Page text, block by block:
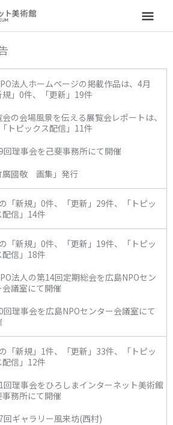
メ
ン
ニ
法人ホームページの掲載作品は、4月
規」0件、「更新」19件
会の会場風景を伝える展覧会レポートは、
トピックス配信」11件
回理事会を己斐事務所にて開催
廣國敬 画集」発行
「新規」0件、「更新」29件、「トピッ
配信」14件
「新規」0件、「更新」19件、「トピッ
配信」18件
法人の第14回定期総会を広島NPOセン
会議室にて開催
回理事会を広島NPOセンター会議室にて
「新規」1件、「更新」33件、「トピッ
配信」12件
回理事会をひろしまインターネット美術館
事務所にて開催
回ギャラリー風来坊(西村)